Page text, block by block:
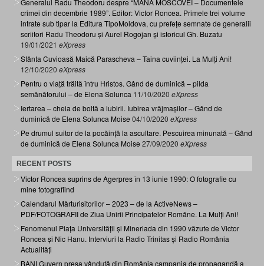
crimei din decembrie 1989”. Editor: Victor Roncea. Primele trei volume
intrate sub tipar la Editura TipoMoldova, cu prefețe semnate de generalii
scriitori Radu Theodoru și Aurel Rogojan și istoricul Gh. Buzatu
19/01/2021 eXpress
Sfânta Cuvioasă Maică Parascheva – Taina cuviinței. La Mulți Ani!
12/10/2020 eXpress
Pentru o viață trăită întru Hristos. Gând de duminică – pilda
semănătorului – de Elena Solunca 11/10/2020 eXpress
Iertarea – cheia de boltă a iubirii. Iubirea vrăjmașilor – Gând de
duminică de Elena Solunca Moise 04/10/2020 eXpress
Pe drumul suitor de la pocăință la ascultare. Pescuirea minunată – Gând
de duminică de Elena Solunca Moise 27/09/2020 eXpress
RECENT POSTS
Victor Roncea suprins de Agerpres în 13 iunie 1990: O fotografie cu
mine fotografiind
Calendarul Mărturisitorilor – 2023 – de la ActiveNews –
PDF/FOTOGRAFII de Ziua Unirii Principatelor Române. La Mulți Ani!
Fenomenul Piața Universității și Mineriada din 1990 văzute de Victor
Roncea și Nic Hanu. Interviuri la Radio Trinitas și Radio România
Actualități
BANI Guvern presa vândută din România campania de propagandă a